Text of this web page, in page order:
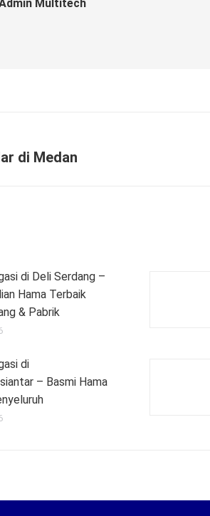
Multitech
di Medan
di Deli Serdang –
Hama Terbaik
& Pabrik
di
– Basmi Hama